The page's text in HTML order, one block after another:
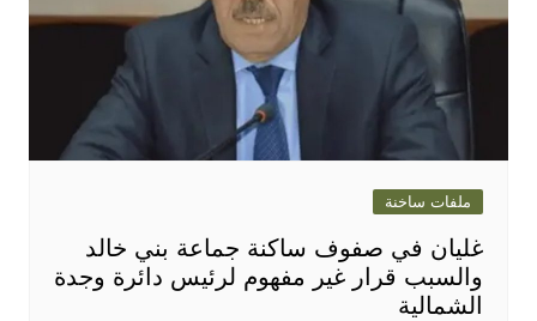
ملفات ساخنة
غليان في صفوف ساكنة جماعة بني خالد
والسبب قرار غير مفهوم لرئيس دائرة وجدة
الشمالية